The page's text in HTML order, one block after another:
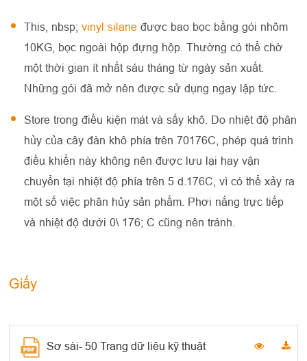
This, nbsp;vinyl silaneđược bao bọc bằng gói nhôm
10KG, bọc ngoài hộp đựng hộp. Thường có thể chờ
một thời gian ít nhất sáu tháng từ ngày sản xuất.
Những gói đã mở nên được sử dụng ngay lập tức.
Store trong điều kiện mát và sấy khô. Do nhiệt độ phân
hủy của cây đàn khô phía trên 70176C, phép quá trình
điều khiển này không nên được lưu lại hay vận
chuyển tại nhiệt độ phía trên 5 d.176C, vì có thể xảy ra
một số việc phân hủy sản phẩm. Phơi nắng trực tiếp
và nhiệt độ dưới 0\ 176; C cũng nên tránh.
Giấy
Sơ sài- 50 Trang dữ liệu kỹ thuật